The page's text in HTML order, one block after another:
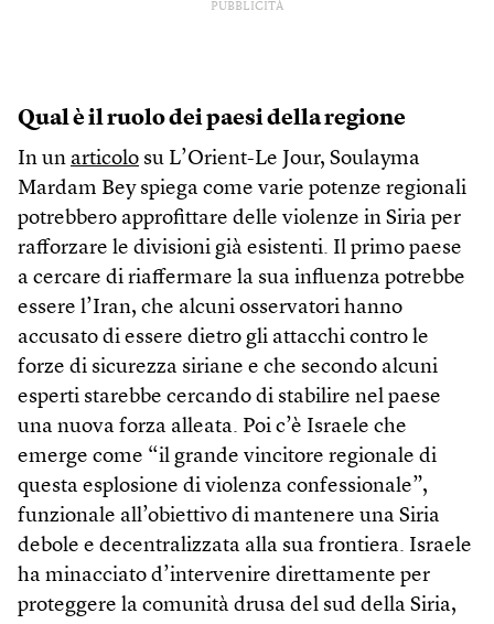
PUBBLICITÀ
Qual è il ruolo dei paesi della regione
In un articolo su L’Orient-Le Jour, Soulayma
Mardam Bey spiega come varie potenze regionali
potrebbero approfittare delle violenze in Siria per
rafforzare le divisioni già esistenti. Il primo paese
a cercare di riaffermare la sua influenza potrebbe
essere l’Iran, che alcuni osservatori hanno
accusato di essere dietro gli attacchi contro le
forze di sicurezza siriane e che secondo alcuni
esperti starebbe cercando di stabilire nel paese
una nuova forza alleata. Poi c’è Israele che
emerge come “il grande vincitore regionale di
questa esplosione di violenza confessionale”,
funzionale all’obiettivo di mantenere una Siria
debole e decentralizzata alla sua frontiera. Israele
ha minacciato d’intervenire direttamente per
proteggere la comunità drusa del sud della Siria,